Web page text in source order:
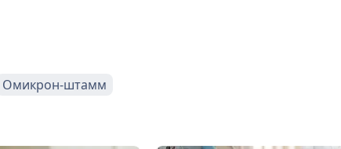
Омикрон-штамм